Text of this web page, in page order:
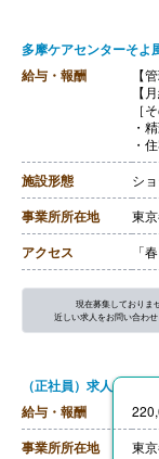
多摩ケアセンターそよ
給与・報酬
【
【
［
・
・
・
・
【
【
【
【
月
※職
給額
【退
施設形態 シ
事業所所在地 東
アクセス 「
現在募集しておりま
近しい求人をお問い合わせ
（正社員）求人
給与・報酬
事業所所在地 東